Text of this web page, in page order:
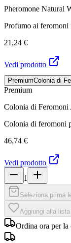
Pheromone Natural
Profumo ai feromoni
21,24 €
Vedi prodotto
PremiumColonia di
Premium
Colonia di Feromoni
Colonia di feromoni
46,74 €
Vedi prodotto
1
Seleziona prima
Aggiungi alla
Ordina ora per la